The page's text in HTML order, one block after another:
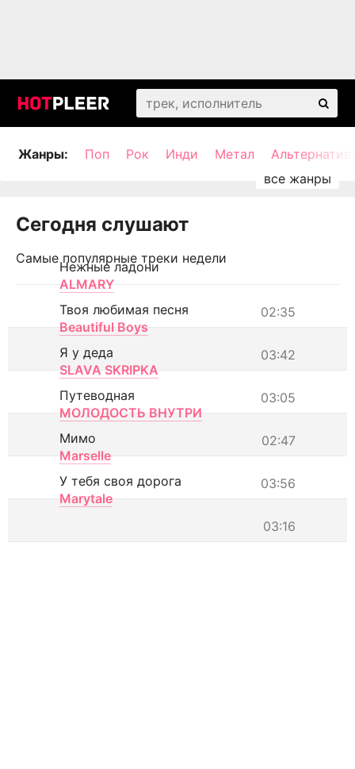
Жанры: Поп Рок Инди Метал
Сегодня слушают
Самые популярные треки недели
Нежные ладони
ALMARY
02:35
Твоя любимая песня
Beautiful Boys
03:42
Я у деда
SLAVA SKRIPKA
03:05
Путеводная
МОЛОДОСТЬ ВНУТРИ
02:47
Мимо
Marselle
03:56
У тебя своя дорога
Marytale
03:16